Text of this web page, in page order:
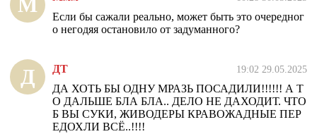
М
Если бы сажали реально, может быть это очередног
о негодяя остановило от задуманного?
Д ДТ 19:02 29.05.2025
ДА ХОТЬ БЫ ОДНУ МРАЗЬ ПОСАДИЛИ!!!!!! А Т
О ДАЛЬШЕ БЛА БЛА.. ДЕЛО НЕ ДАХОДИТ. ЧТО
Б ВЫ СУКИ, ЖИВОДЕРЫ КРАВОЖАДНЫЕ ПЕР
ЕДОХЛИ ВСЁ..!!!!